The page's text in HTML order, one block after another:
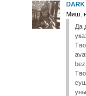
DARK
Миш,
Да